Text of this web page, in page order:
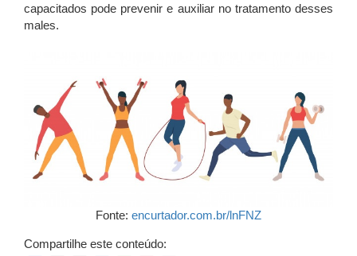
capacitados pode prevenir e auxiliar no tratamento desses
males.
Fonte: encurtador.com.br/lnFNZ
Compartilhe este conteúdo: